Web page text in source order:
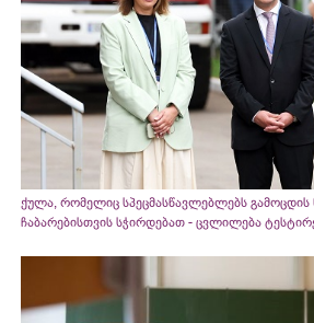
ქულა, რომელიც სპეცმასწავლებლებს გამოცდის
ჩაბარებისთვის სჭირდებათ - ცვლილება